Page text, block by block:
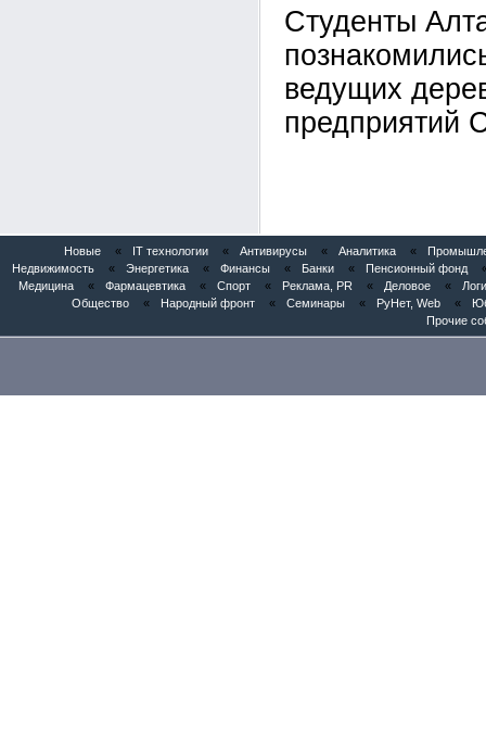
Студенты
ведущих
предприятий
Новые « IT технологии « Антивирусы « Аналитика «
Недвижимость
« Энергетика « Финансы « Банки « Пенсионный фонд
Медицина
« Фармацевтика « Спорт « Реклама, PR « Деловое «
Общество
« Народный фронт « Семинары « РуНет, Web «
Прочие